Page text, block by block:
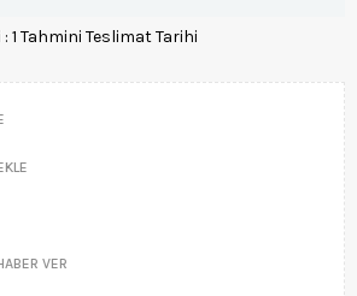
: 1 Tahmini Teslimat Tarihi
VER